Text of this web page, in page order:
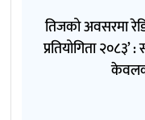
तिजको अवसरमा
प्रतियोगिता